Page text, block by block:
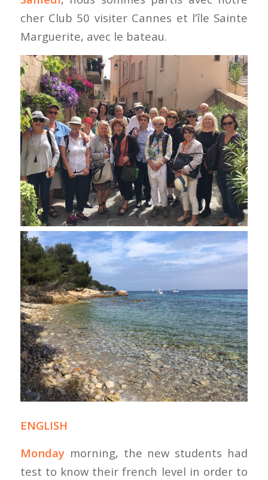
cher Club 50 visiter Cannes et l’île Sainte
Marguerite, avec le bateau.
ENGLISH
Mondaymorning, the new students had
test to know their french level in order to